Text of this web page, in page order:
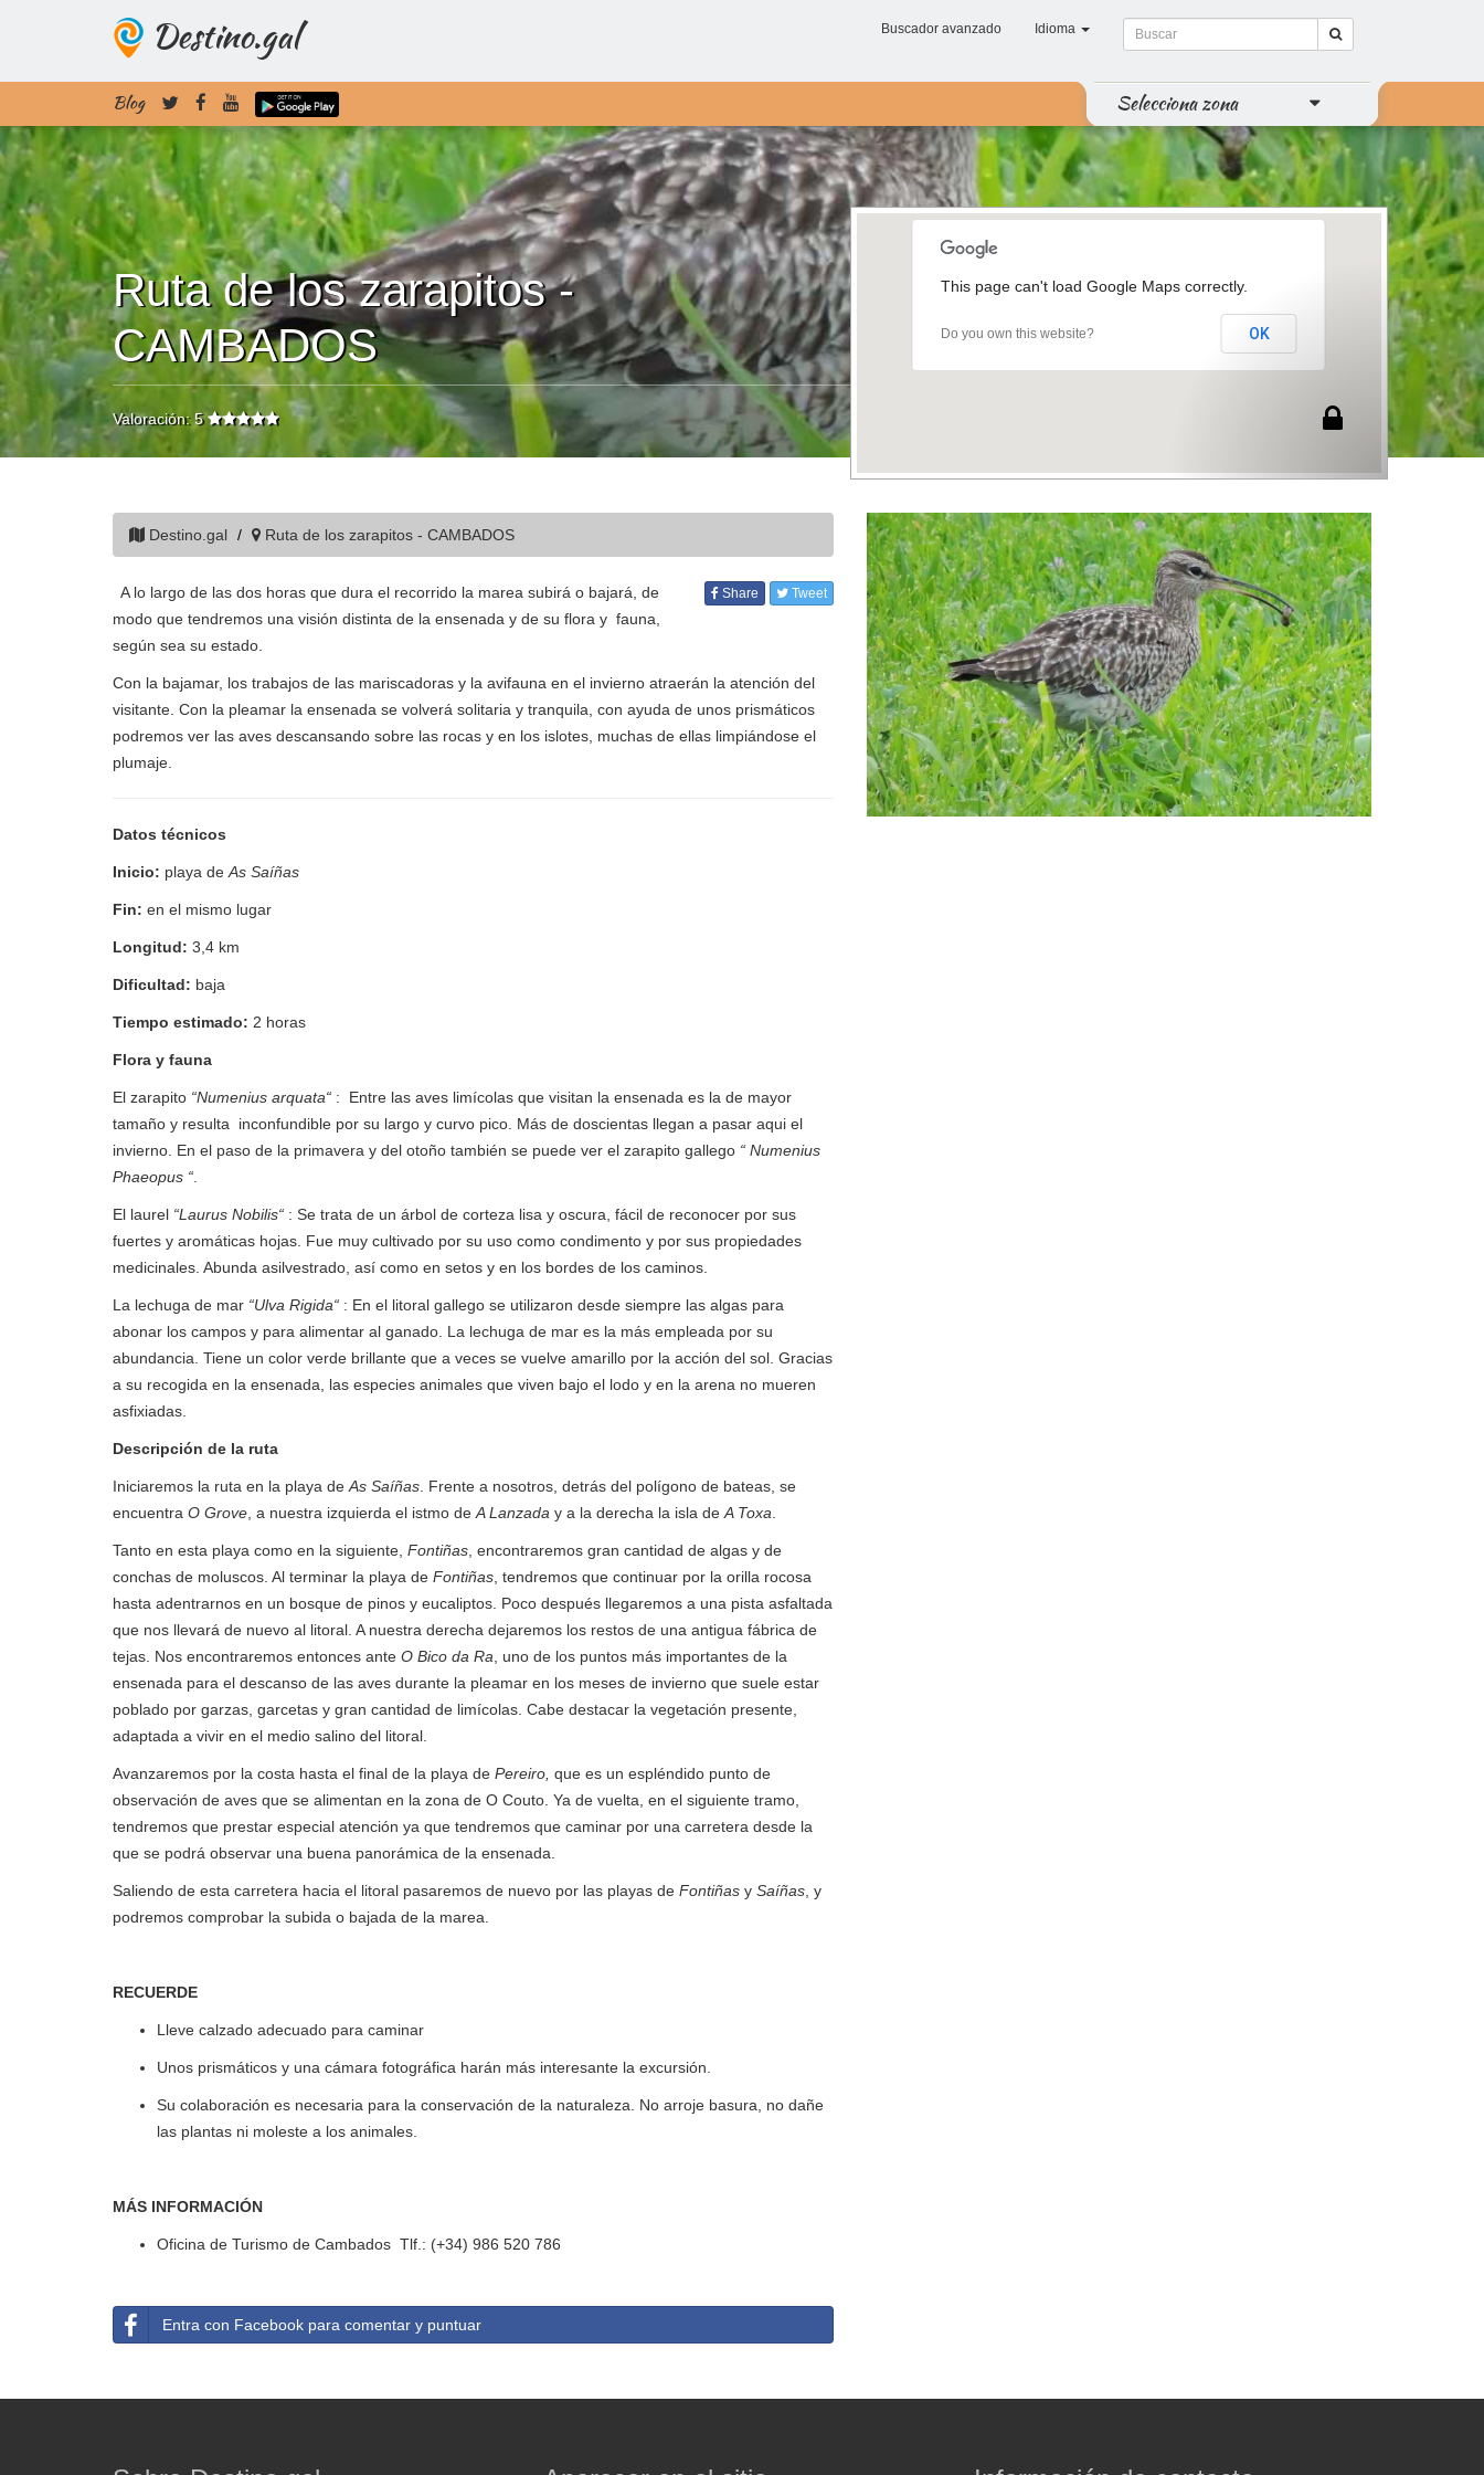
Destino.gal Buscador avanzado Idioma
Blog Selecciona zona
Ruta de los zarapitos -
CAMBADOS
Valoración: 5
This page can't load Google Maps correctly.
Do you own this website? OK
Destino.gal Ruta de los zarapitos - CAMBADOS
Share Tweet
A lo largo de las dos horas que dura el recorrido la marea subirá o bajará, de
modo que tendremos una visión distinta de la ensenada y de su flora y fauna,
según sea su estado.
Con la bajamar, los trabajos de las mariscadoras y la avifauna en el invierno atraerán la atención del
visitante. Con la pleamar la ensenada se volverá solitaria y tranquila, con ayuda de unos prismáticos
podremos ver las aves descansando sobre las rocas y en los islotes, muchas de ellas limpiándose el
plumaje.
Datos técnicos
Inicio: playa de As Saíñas
Fin: en el mismo lugar
Longitud: 3,4 km
Dificultad: baja
Tiempo estimado: 2 horas
Flora y fauna
El zarapito “Numenius arquata“ : Entre las aves limícolas que visitan la ensenada es la de mayor
tamaño y resulta inconfundible por su largo y curvo pico. Más de doscientas llegan a pasar aqui el
invierno. En el paso de la primavera y del otoño también se puede ver el zarapito gallego “ Numenius
Phaeopus “
El laurel “Laurus Nobilis“ : Se trata de un árbol de corteza lisa y oscura, fácil de reconocer por sus
fuertes y aromáticas hojas. Fue muy cultivado por su uso como condimento y por sus propiedades
medicinales. Abunda asilvestrado, así como en setos y en los bordes de los caminos.
La lechuga de mar “Ulva Rigida“ : En el litoral gallego se utilizaron desde siempre las algas para
abonar los campos y para alimentar al ganado. La lechuga de mar es la más empleada por su
abundancia. Tiene un color verde brillante que a veces se vuelve amarillo por la acción del sol. Gracias
a su recogida en la ensenada, las especies animales que viven bajo el lodo y en la arena no mueren
asfixiadas.
Descripción de la ruta
Iniciaremos la ruta en la playa de As Saíñas . Frente a nosotros, detrás del polígono de bateas, se
encuentra O Grove , a nuestra izquierda el istmo de A Lanzada y a la derecha la isla de A Toxa
Tanto en esta playa como en la siguiente, Fontiñas , encontraremos gran cantidad de algas y de
conchas de moluscos. Al terminar la playa de Fontiñas , tendremos que continuar por la orilla rocosa
hasta adentrarnos en un bosque de pinos y eucaliptos. Poco después llegaremos a una pista asfaltada
que nos llevará de nuevo al litoral. A nuestra derecha dejaremos los restos de una antigua fábrica de
tejas. Nos encontraremos entonces ante O Bico da Ra , uno de los puntos más importantes de la
ensenada para el descanso de las aves durante la pleamar en los meses de invierno que suele estar
poblado por garzas, garcetas y gran cantidad de limícolas. Cabe destacar la vegetación presente,
adaptada a vivir en el medio salino del litoral.
Avanzaremos por la costa hasta el final de la playa de Pereiro, que es un espléndido punto de
observación de aves que se alimentan en la zona de O Couto. Ya de vuelta, en el siguiente tramo,
tendremos que prestar especial atención ya que tendremos que caminar por una carretera desde la
que se podrá observar una buena panorámica de la ensenada.
Saliendo de esta carretera hacia el litoral pasaremos de nuevo por las playas de Fontiñas y Saíñas , y
podremos comprobar la subida o bajada de la marea.
RECUERDE
Lleve calzado adecuado para caminar
Unos prismáticos y una cámara fotográfica harán más interesante la excursión.
Su colaboración es necesaria para la conservación de la naturaleza. No arroje basura, no dañe
las plantas ni moleste a los animales.
MÁS INFORMACIÓN
Oficina de Turismo de Cambados Tlf.: (+34) 986 520 786
Entra con Facebook para comentar y puntuar